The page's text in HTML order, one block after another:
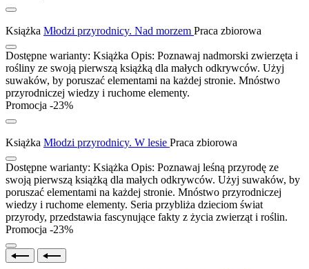
Książka Młodzi przyrodnicy. Nad morzem Praca zbiorowa
Dostępne warianty: Książka Opis: Poznawaj nadmorski zwierzęta i
rośliny ze swoją pierwszą książką dla małych odkrywców. Użyj
suwaków, by poruszać elementami na każdej stronie. Mnóstwo
przyrodniczej wiedzy i ruchome elementy.
Promocja -23%
Książka Młodzi przyrodnicy. W lesie Praca zbiorowa
Dostępne warianty: Książka Opis: Poznawaj leśną przyrodę ze
swoją pierwszą książką dla małych odkrywców. Użyj suwaków, by
poruszać elementami na każdej stronie. Mnóstwo przyrodniczej
wiedzy i ruchome elementy. Seria przybliża dzieciom świat
przyrody, przedstawia fascynujące fakty z życia zwierząt i roślin.
Promocja -23%